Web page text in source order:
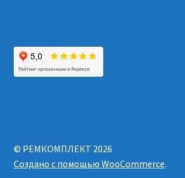
© РЕМКОМПЛЕКТ 2026
Создано с помощью WooCommerce.